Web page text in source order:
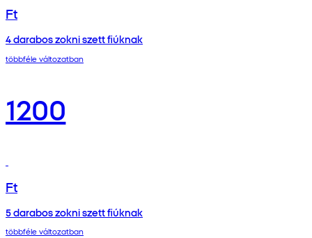
Ft
4 darabos zokni szett fiúknak
többféle változatban
1200
Ft
5 darabos zokni szett fiúknak
többféle változatban